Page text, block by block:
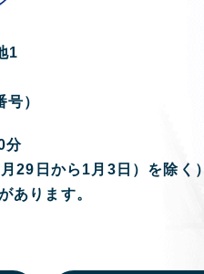
1
）
分
29日から1月3日）を除く）
あります。